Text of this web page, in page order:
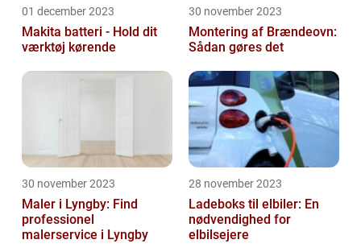
01 december 2023
Makita batteri - Hold dit
værktøj kørende
30 november 2023
Montering af Brændeovn:
Sådan gøres det
30 november 2023
Maler i Lyngby: Find
professionel
malerservice i Lyngby
28 november 2023
Ladeboks til elbiler: En
nødvendighed for
elbilsejere